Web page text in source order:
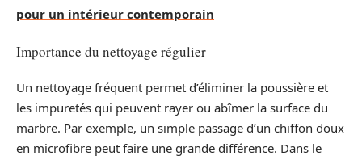
pour un intérieur contemporain
Importance du nettoyage régulier
Un nettoyage fréquent permet d’éliminer la poussière et
les impuretés qui peuvent rayer ou abîmer la surface du
marbre. Par exemple, un simple passage d’un chiffon doux
en microfibre peut faire une grande différence. Dans le